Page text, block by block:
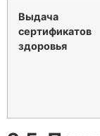
Выдача
сертификатов
здоровья